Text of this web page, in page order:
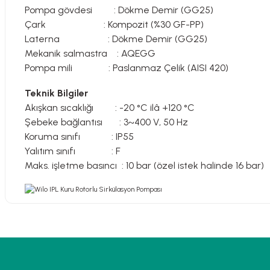
Pompa gövdesi : Dökme Demir (GG25)
Çark : Kompozit (%30 GF-PP)
Laterna : Dökme Demir (GG25)
Mekanik salmastra : AQEGG
Pompa mili : Paslanmaz Çelik (AISI 420)
Teknik Bilgiler
Akışkan sıcaklığı : -20 °C ilâ +120 °C
Şebeke bağlantısı : 3~400 V, 50 Hz
Koruma sınıfı : IP55
Yalıtım sınıfı : F
Maks. işletme basıncı : 10 bar (özel istek halinde 16 bar)